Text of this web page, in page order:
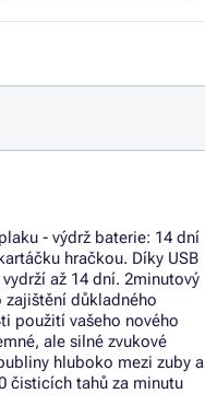
- výdrž baterie: 14 dní
hračkou. Díky USB
až 14 dní. 2minutový
zajištění důkladného
použití vašeho nového
ale silné zvukové
hluboko mezi zuby a
čisticích tahů za minutu